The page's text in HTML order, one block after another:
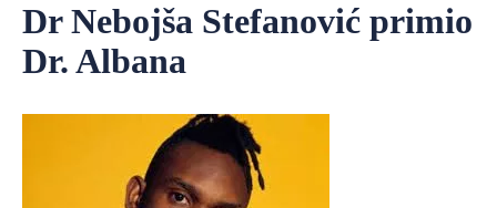
Dr Nebojša Stefanović primio
Dr. Albana